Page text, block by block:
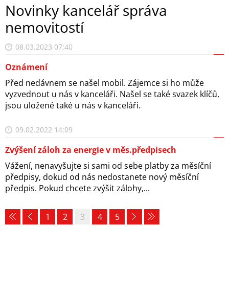
Novinky kancelář správa
nemovitostí
08.03.2023 07:40
Oznámení
Před nedávnem se našel mobil. Zájemce si ho může
vyzvednout u nás v kanceláři. Našel se také svazek klíčů,
jsou uložené také u nás v kanceláři.
09.02.2022 14:09
Zvýšení záloh za energie v měs.předpisech
Vážení, nenavyšujte si sami od sebe platby za měsíční
předpisy, dokud od nás nedostanete nový měsíční
předpis. Pokud chcete zvýšit zálohy,...
1 2 3 4 5